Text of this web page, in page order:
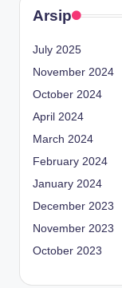
Arsip
July 2025
November 2024
October 2024
April 2024
March 2024
February 2024
January 2024
December 2023
November 2023
October 2023